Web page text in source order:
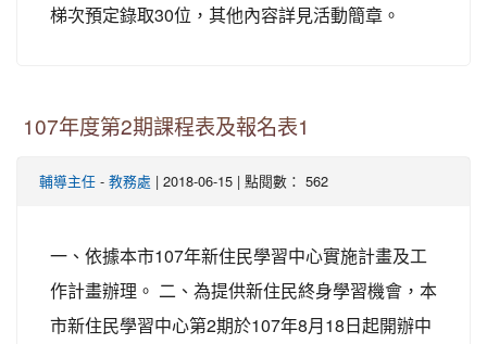
梯次預定錄取30位，其他內容詳見活動簡章。
107年度第2期課程表及報名表1
輔導主任 - 教務處 | 2018-06-15 | 點閱數： 562
一、依據本市107年新住民學習中心實施計畫及工
作計畫辦理。 二、為提供新住民終身學習機會，本
市新住民學習中心第2期於107年8月18日起開辦中